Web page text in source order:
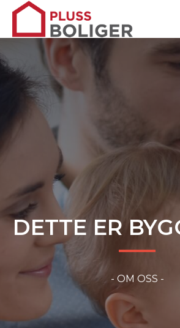
DETTE ER
- OM OSS -